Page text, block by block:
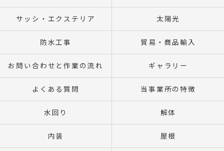
サッシ・エクステリア 太陽光
防水工事 貿易・商品輸入
お問い合わせと作業の流れ ギャラリー
よくある質問 当事業所の特徴
水回り 解体
内装 屋根